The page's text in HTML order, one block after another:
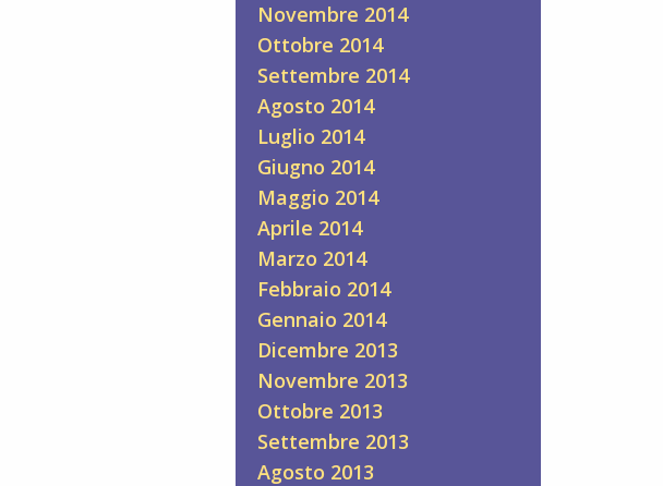
Novembre 2014
Ottobre 2014
Settembre 2014
Agosto 2014
Luglio 2014
Giugno 2014
Maggio 2014
Aprile 2014
Marzo 2014
Febbraio 2014
Gennaio 2014
Dicembre 2013
Novembre 2013
Ottobre 2013
Settembre 2013
Agosto 2013